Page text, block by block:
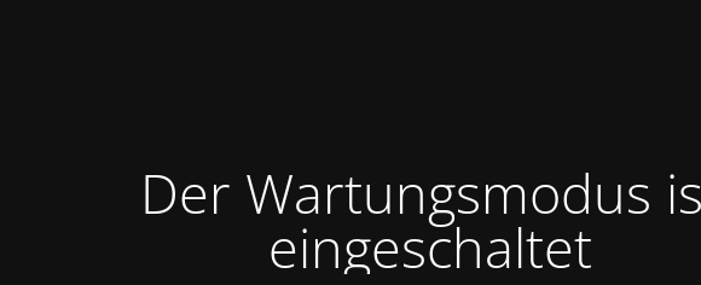
Der Wartungsmodus
eingeschaltet